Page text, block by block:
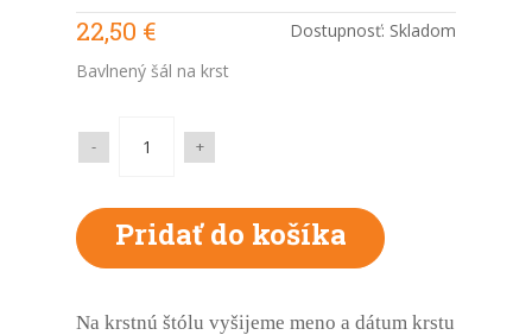
22,50 € Dostupnosť: Skladom
Bavlnený šál na krst
+
-
Na krstnú štólu vyšijeme meno a dátum krstu